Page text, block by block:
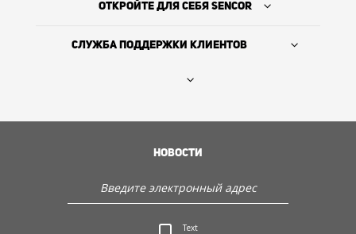
Откройте для себя Sencor
ОТКРОЙТЕ ДЛЯ СЕБЯ SENCOR
СЛУЖБА ПОДДЕРЖКИ КЛИЕНТОВ
НОВОСТИ
Text